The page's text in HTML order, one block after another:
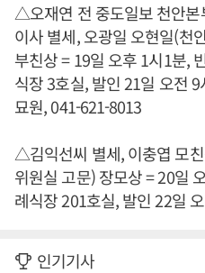
△오재연 전 중도일보 천안본
이사 별세, 오광일 오현일(천
부친상 = 19일 오후 1시1분,
식장 3호실, 발인 21일 오전
묘원, 041-621-8013
△김익선씨 별세, 이충엽 모
위원실 고문) 장모상 = 20일
례식장 201호실, 발인 22일
인기기사